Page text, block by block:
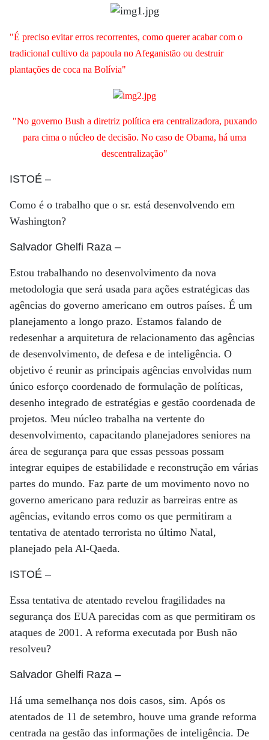
"É preciso evitar erros recorrentes, como querer acabar com o
tradicional cultivo da papoula no Afeganistão ou destruir
plantações de coca na Bolívia"
"No governo Bush a diretriz política era centralizadora, puxando
para cima o núcleo de decisão. No caso de Obama, há uma
descentralização"
ISTOÉ –
Como é o trabalho que o sr. está desenvolvendo em
Washington?
Salvador Ghelfi Raza –
Estou trabalhando no desenvolvimento da nova
metodologia que será usada para ações estratégicas das
agências do governo americano em outros países. É um
planejamento a longo prazo. Estamos falando de
redesenhar a arquitetura de relacionamento das agências
de desenvolvimento, de defesa e de inteligência. O
objetivo é reunir as principais agências envolvidas num
único esforço coordenado de formulação de políticas,
desenho integrado de estratégias e gestão coordenada de
projetos. Meu núcleo trabalha na vertente do
desenvolvimento, capacitando planejadores seniores na
área de segurança para que essas pessoas possam
integrar equipes de estabilidade e reconstrução em várias
partes do mundo. Faz parte de um movimento novo no
governo americano para reduzir as barreiras entre as
agências, evitando erros como os que permitiram a
tentativa de atentado terrorista no último Natal,
planejado pela Al-Qaeda.
ISTOÉ –
Essa tentativa de atentado revelou fragilidades na
segurança dos EUA parecidas com as que permitiram os
ataques de 2001. A reforma executada por Bush não
resolveu?
Salvador Ghelfi Raza –
Há uma semelhança nos dois casos, sim. Após os
atentados de 11 de setembro, houve uma grande reforma
centrada na gestão das informações de inteligência. De